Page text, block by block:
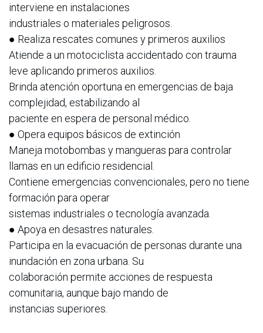
interviene en instalaciones
industriales o materiales peligrosos.
● Realiza rescates comunes y primeros auxilios
Atiende a un motociclista accidentado con trauma
leve aplicando primeros auxilios.
Brinda atención oportuna en emergencias de baja
complejidad, estabilizando al
paciente en espera de personal médico.
● Opera equipos básicos de extinción
Maneja motobombas y mangueras para controlar
llamas en un edificio residencial.
Contiene emergencias convencionales, pero no tiene
formación para operar
sistemas industriales o tecnología avanzada.
● Apoya en desastres naturales.
Participa en la evacuación de personas durante una
inundación en zona urbana. Su
colaboración permite acciones de respuesta
comunitaria, aunque bajo mando de
instancias superiores.